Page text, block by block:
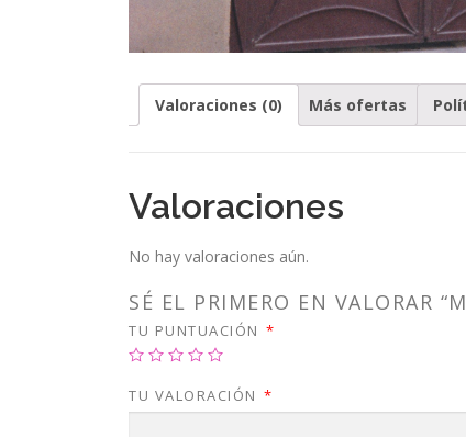
Valoraciones (0) Más ofertas
Valoraciones
No hay valoraciones aún.
SÉ EL PRIMERO EN VALORAR
TU PUNTUACIÓN *
TU VALORACIÓN *